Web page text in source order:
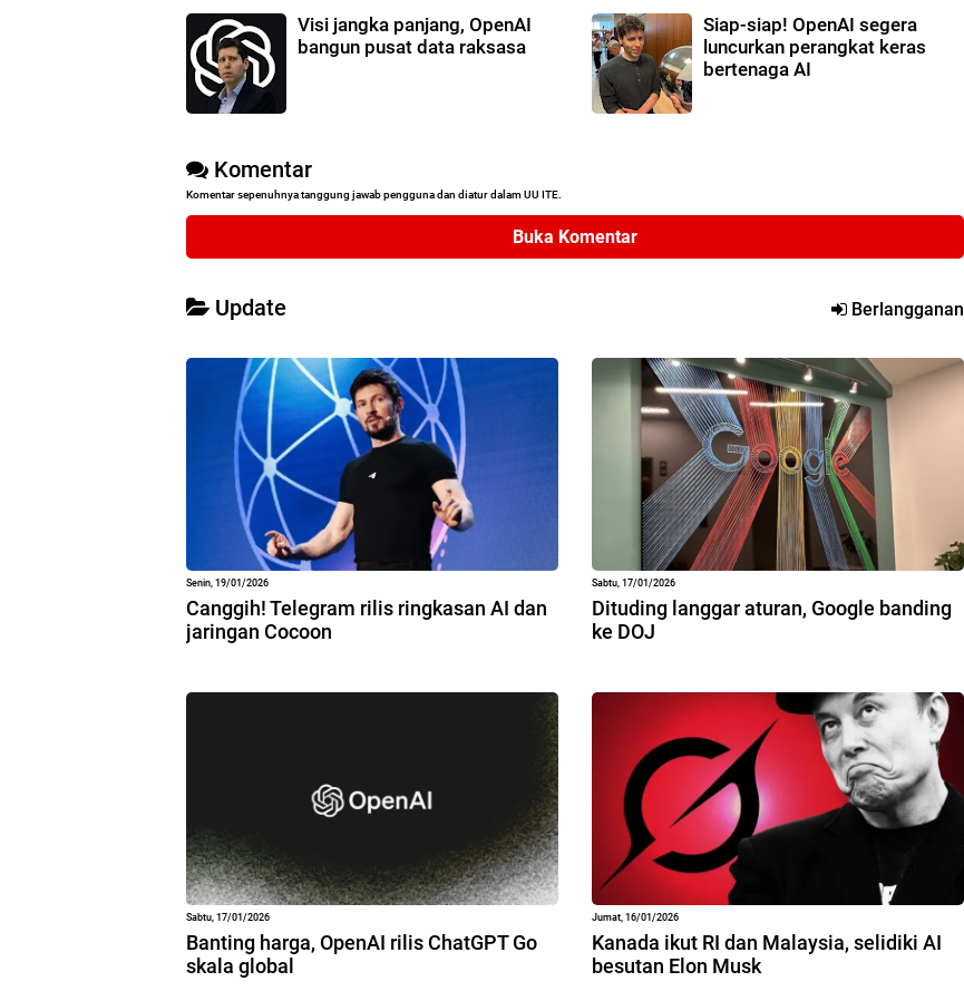
Visi jangka panjang, OpenAI
bangun pusat data raksasa
Siap-siap! OpenAI segera
luncurkan perangkat keras
bertenaga AI
Komentar
Komentar sepenuhnya tanggung jawab pengguna dan diatur dalam UU ITE.
Buka Komentar
Update Berlangganan
Senin, 19/01/2026
Canggih! Telegram rilis ringkasan AI dan
jaringan Cocoon
Sabtu, 17/01/2026
Dituding langgar aturan, Google banding
ke DOJ
Sabtu, 17/01/2026
Banting harga, OpenAI rilis ChatGPT Go
skala global
Jumat, 16/01/2026
Kanada ikut RI dan Malaysia, selidiki AI
besutan Elon Musk